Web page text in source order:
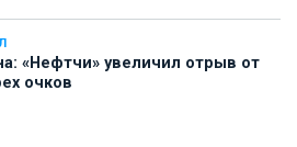
«Нефтчи» увеличил отрыв от
очков